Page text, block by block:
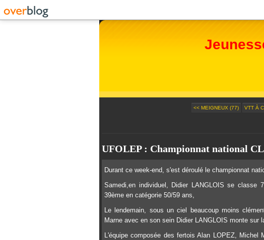
<< MEIGNEUX (77) VTT À
UFOLEP : Championnat national
Durant ce week-end, s'est déroulé le championnat
Samedi,en individuel, Didier LANGLOIS se classe
39ème en catégorie 50/59 ans,
Le lendemain, sous un ciel beaucoup moins
Marne avec en son sein Didier LANGLOIS monte sur
L'équipe composée des fertois Alan LOPEZ, Michel